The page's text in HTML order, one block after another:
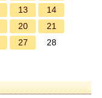
13
14
20
21
27
28